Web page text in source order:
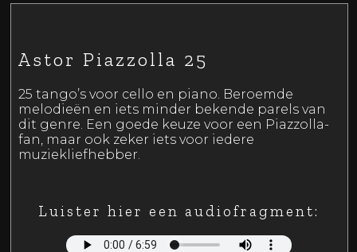
Astor Piazzolla 25
25 tango’s voor cello en piano. Beroemde
melodieën en iets minder bekende parels van
dit genre. Een goede keuze voor een Piazzolla-
fan, maar ook zeker iets voor iedere
muziekliefhebber.
Luister hier een audiofragment: